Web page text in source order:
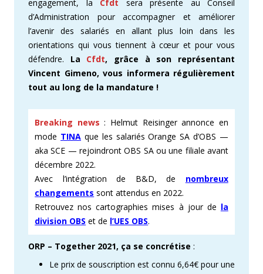
engagement, la Cfdt sera présente au Conseil
d’Administration pour accompagner et améliorer
l’avenir des salariés en allant plus loin dans les
orientations qui vous tiennent à cœur et pour vous
défendre. La Cfdt, grâce à son représentant
Vincent Gimeno, vous informera régulièrement
tout au long de la mandature !
Breaking news : Helmut Reisinger annonce en
mode TINA que les salariés Orange SA d’OBS —
aka SCE — rejoindront OBS SA ou une filiale avant
décembre 2022.
Avec l’intégration de B&D, de nombreux
changements sont attendus en 2022.
Retrouvez nos cartographies mises à jour de la
division OBS et de l’UES OBS.
ORP – Together 2021, ça se concrétise :
Le prix de souscription est connu 6,64€ pour une